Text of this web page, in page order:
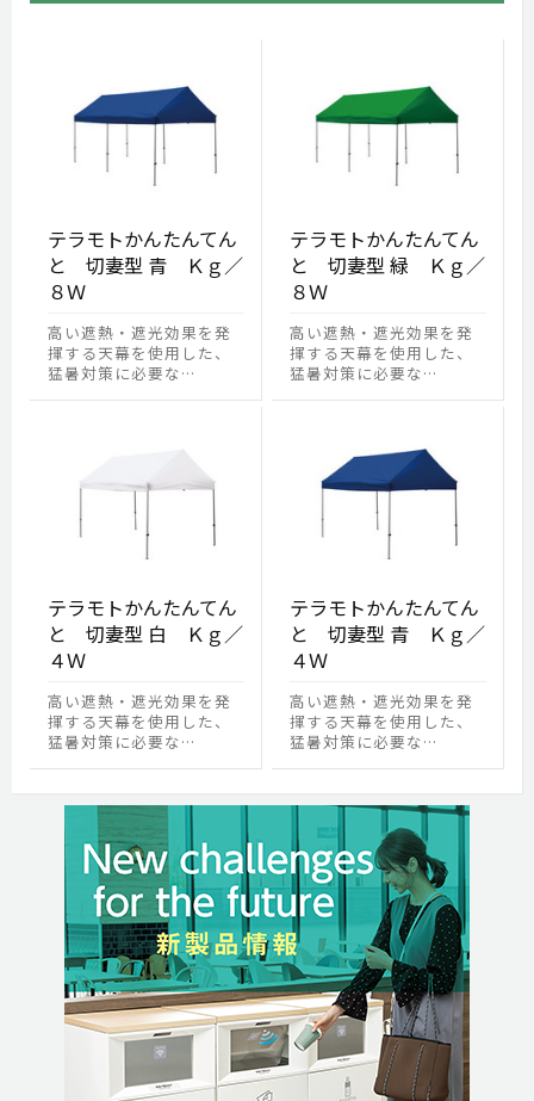
テラモトかんたんてん
と 切妻型 青 Ｋｇ／
８Ｗ
高い遮熱・遮光効果を発
揮する天幕を使用した、
猛暑対策に必要な…
テラモトかんたんてん
と 切妻型 緑 Ｋｇ／
８Ｗ
高い遮熱・遮光効果を発
揮する天幕を使用した、
猛暑対策に必要な…
テラモトかんたんてん
と 切妻型 白 Ｋｇ／
４Ｗ
高い遮熱・遮光効果を発
揮する天幕を使用した、
猛暑対策に必要な…
テラモトかんたんてん
と 切妻型 青 Ｋｇ／
４Ｗ
高い遮熱・遮光効果を発
揮する天幕を使用した、
猛暑対策に必要な…